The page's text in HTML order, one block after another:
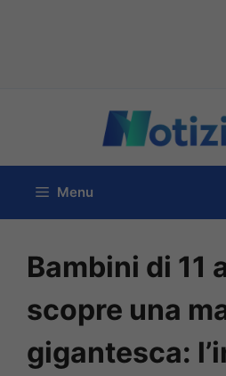
contenuto
Menu
Bambini di 11
scopre una
gigantesca: